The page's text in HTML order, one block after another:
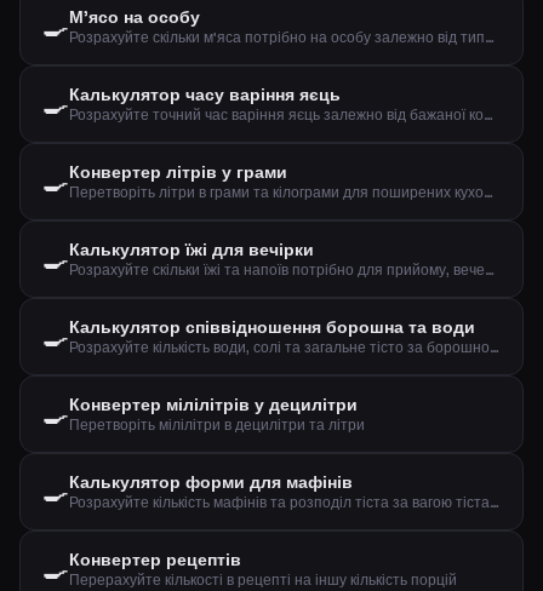
🍳М'ясо на особу
Розрахуйте скільки м'яса потрібно на особу залежно від типу м'яса та способу приготування
🍳Калькулятор часу варіння яєць
Розрахуйте точний час варіння яєць залежно від бажаної консистенції, розміру та початкової температури
🍳Конвертер літрів у грами
Перетворіть літри в грами та кілограми для поширених кухонних інгредієнтів
🍳Калькулятор їжі для вечірки
Розрахуйте скільки їжі та напоїв потрібно для прийому, вечері або обіду
🍳Калькулятор співвідношення борошна та води
Розрахуйте кількість води, солі та загальне тісто за борошном та бажаною гідратацією
🍳Конвертер мілілітрів у децилітри
Перетворіть мілілітри в децилітри та літри
🍳Калькулятор форми для мафінів
Розрахуйте кількість мафінів та розподіл тіста за вагою тіста та розміром
🍳Конвертер рецептів
Перерахуйте кількості в рецепті на іншу кількість порцій